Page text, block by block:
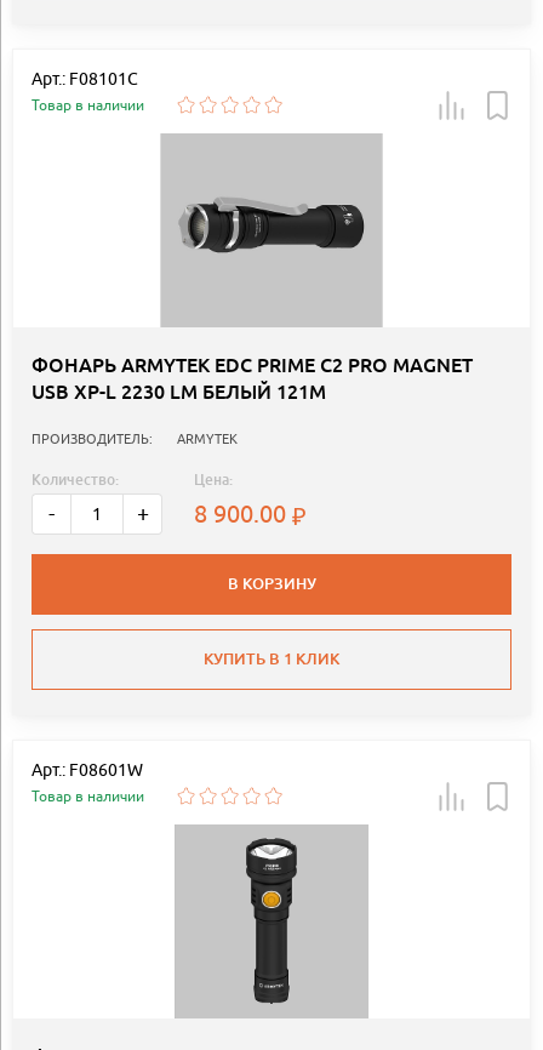
Арт.: F08101C
Товар в наличии
ФОНАРЬ ARMYTEK EDC PRIME C2 PRO MAGNET
USB XP-L 2230 LM БЕЛЫЙ 121М
ПРОИЗВОДИТЕЛЬ: ARMYTEK
Количество:
- +
Цена:
8 900.00
В КОРЗИНУ
КУПИТЬ В 1 КЛИК
Арт.: F08601W
Товар в наличии